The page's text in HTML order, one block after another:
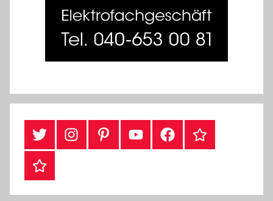
#TwitterInstagramPinterestYouTubeFacebookTikTok
Webshop